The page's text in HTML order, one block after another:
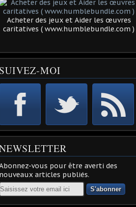
Acheter des jeux et Aider les œuvres
caritatives ( www.humblebundle.com )
SUIVEZ-MOI
vous pour être averti des
nouveaux articles publiés.
Email